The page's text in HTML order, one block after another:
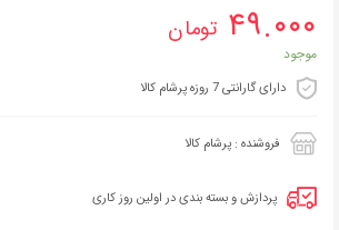
۴۹.۰۰۰ تومان
موجود
دارای گارانتی 7 روزه پرشام کالا
فروشنده : پرشام کالا
پردازش و بسته بندی در اولین روز کاری